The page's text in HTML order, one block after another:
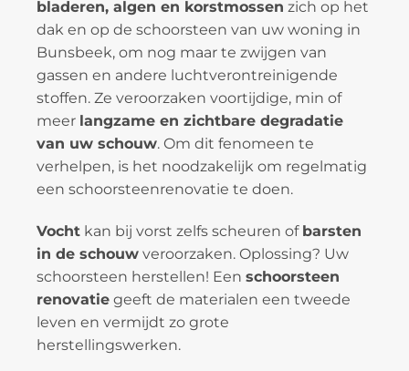
bladeren, algen en korstmossen zich op het
dak en op de schoorsteen van uw woning in
Bunsbeek, om nog maar te zwijgen van
gassen en andere luchtverontreinigende
stoffen. Ze veroorzaken voortijdige, min of
meer langzame en zichtbare degradatie
van uw schouw. Om dit fenomeen te
verhelpen, is het noodzakelijk om regelmatig
een schoorsteenrenovatie te doen.
Vocht kan bij vorst zelfs scheuren of barsten
in de schouw veroorzaken. Oplossing? Uw
schoorsteen herstellen! Een schoorsteen
renovatie geeft de materialen een tweede
leven en vermijdt zo grote
herstellingswerken.